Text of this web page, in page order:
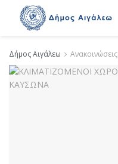
Δήμος Αιγάλεω Ανακοινώσεις